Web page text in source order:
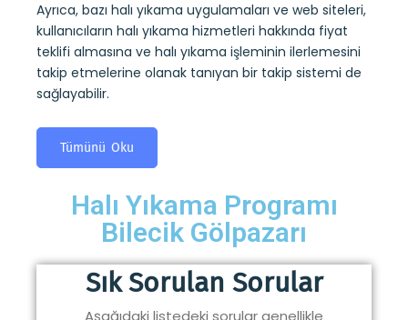
Ayrıca, bazı halı yıkama uygulamaları ve web siteleri,
kullanıcıların halı yıkama hizmetleri hakkında fiyat
teklifi almasına ve halı yıkama işleminin ilerlemesini
takip etmelerine olanak tanıyan bir takip sistemi de
sağlayabilir.
Tümünü Oku
Halı Yıkama Programı
Bilecik Gölpazarı
Sık Sorulan Sorular